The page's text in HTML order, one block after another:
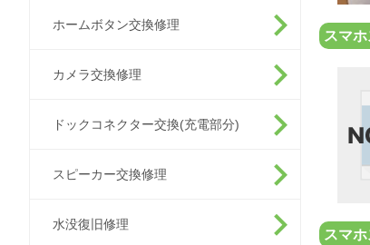
ホームボタン交換修理
カメラ交換修理
ドックコネクター交換(充電部分)
スピーカー交換修理
水没復旧修理
スマ
スマ